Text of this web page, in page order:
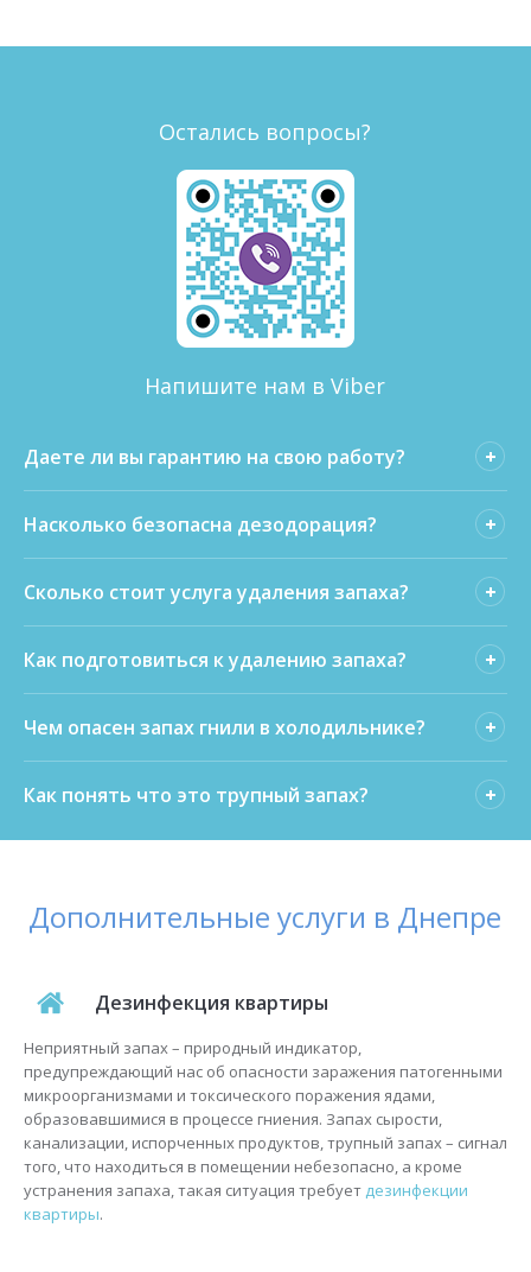
Остались вопросы?
Напишите нам в Viber
Даете ли вы гарантию на свою работу?
Насколько безопасна дезодорация?
Сколько стоит услуга удаления запаха?
Как подготовиться к удалению запаха?
Чем опасен запах гнили в холодильнике?
Как понять что это трупный запах?
Дополнительные услуги в Днепре
Дезинфекция квартиры
Неприятный запах – природный индикатор,
предупреждающий нас об опасности заражения патогенными
микроорганизмами и токсического поражения ядами,
образовавшимися в процессе гниения. Запах сырости,
канализации, испорченных продуктов, трупный запах – сигнал
того, что находиться в помещении небезопасно, а кроме
устранения запаха, такая ситуация требует дезинфекции
квартиры.